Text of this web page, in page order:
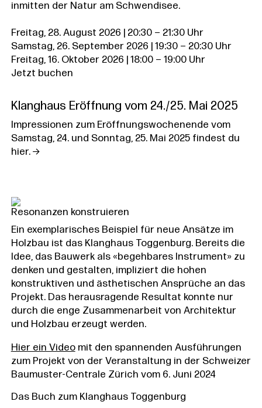
inmitten der Natur am Schwendisee.
Freitag, 28. August 2026 | 20:30 – 21:30 Uhr
Samstag, 26. September 2026 | 19:30 – 20:30 Uhr
Freitag, 16. Oktober 2026 | 18:00 – 19:00 Uhr
Jetzt buchen
Klanghaus Eröffnung vom 24./25. Mai 2025
Impressionen zum Eröffnungswochenende vom
Samstag, 24. und Sonntag, 25. Mai 2025 findest du
hier.
Resonanzen konstruieren
Ein exemplarisches Beispiel für neue Ansätze im
Holzbau ist das Klanghaus Toggenburg. Bereits die
Idee, das Bauwerk als «begehbares Instrument» zu
denken und gestalten, impliziert die hohen
konstruktiven und ästhetischen Ansprüche an das
Projekt. Das herausragende Resultat konnte nur
durch die enge Zusammenarbeit von Architektur
und Holzbau erzeugt werden.
Hier ein Videomit den spannenden Ausführungen
zum Projekt von der Veranstaltung in der Schweizer
Baumuster-Centrale Zürich vom 6. Juni 2024
Das Buch zum Klanghaus Toggenburg